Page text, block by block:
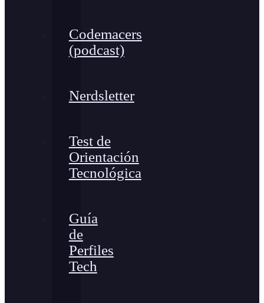
Codemacers
(podcast)
Nerdsletter
Test de
Orientación
Tecnológica
Guía
de
Perfiles
Tech